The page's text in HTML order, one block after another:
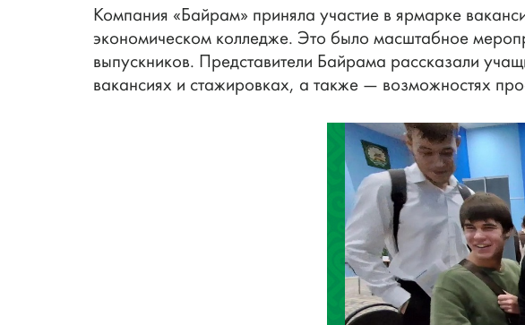
Компания «Байрам» приняла участие в ярмарке
экономическом колледже. Это было масштабное
выпускников. Представители Байрама рассказали
вакансиях и стажировках, а также — возможностях